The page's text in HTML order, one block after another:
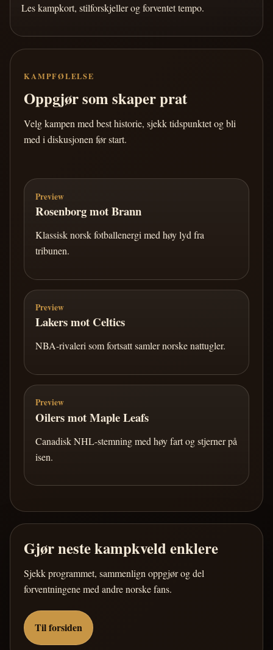
Les kampkort, stilforskjeller og forventet tempo.
KAMPFØLELSE
Oppgjør som skaper prat
Velg kampen med best historie, sjekk tidspunktet og bli
med i diskusjonen før start.
Preview
Rosenborg mot Brann
Klassisk norsk fotballenergi med høy lyd fra
tribunen.
Preview
Lakers mot Celtics
NBA-rivaleri som fortsatt samler norske nattugler.
Preview
Oilers mot Maple Leafs
Canadisk NHL-stemning med høy fart og stjerner på
isen.
Gjør neste kampkveld enklere
Sjekk programmet, sammenlign oppgjør og del
forventningene med andre norske fans.
Til forsiden